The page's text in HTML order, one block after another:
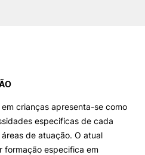
crianças apresenta-se como
especificas de cada
de atuação. O atual
formação especifica em